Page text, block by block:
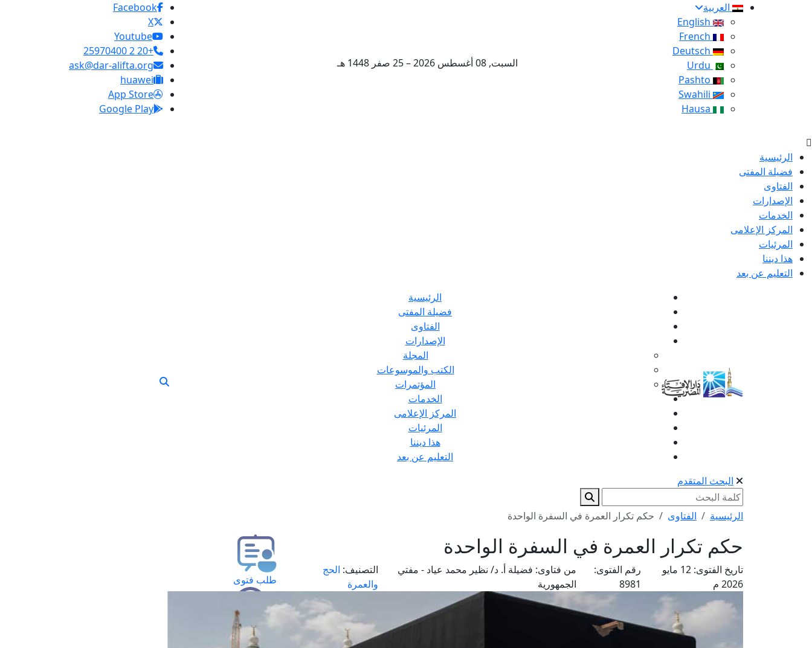
العربية
السبت, 08 أغسطس 2026 – 25 صفر 1448 هـ
Facebook
X
Youtube
+20 2 25970400
ask@dar-alifta.org
huawei
App Store
Google Play
الرئيسية
فضيلة المفتى
الفتاوى
الإصدارات
الخدمات
المركز الإعلامى
المرئيات
هذا ديننا
التعليم عن بعد
الرئيسية
فضيلة المفتى
الفتاوى
الإصدارات
المجلة
الكتب والموسوعات
المؤتمرات
الخدمات
المركز الإعلامى
المرئيات
هذا ديننا
التعليم عن بعد
البحث المتقدم
الرئيسية الفتاوى حكم تكرار العمرة في السفرة الواحدة
حكم تكرار العمرة في السفرة الواحدة
تاريخ الفتوى:
12 مايو
2026 م
رقم الفتوى:
8981
من فتاوى: فضيلة أ. د/ نظير محمد عياد - مفتي
الجمهورية
التصنيف: الحج
والعمرة
طلب فتوى
استعلام عن فتوى